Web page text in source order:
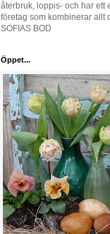
återbruk, loppis- och har ett
företag som kombinerar allt
SOFIAS BOD
Öppet...